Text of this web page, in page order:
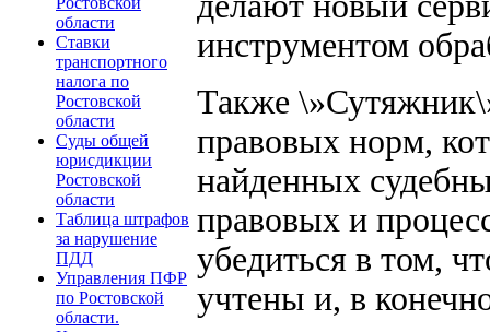
области
Ставки
транспортного
налога по
Ростовской
области
Суды общей
юрисдикции
Ростовской
области
Таблица штрафов
за нарушение
ПДД
Управления ПФР
по Ростовской
области.
инструментом
Также
правовых норм,
найденных
правовых и
убедиться в том,
учтены и, в